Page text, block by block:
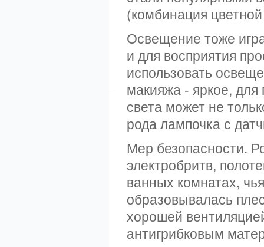
(комбинация
Освещение тоже
и для восприятия
использовать
макияжа - яркое,
света может не
рода лампочка с
Мер безопасности.
электробритв,
ванных комнатах,
образовывалась
хорошей
антигрибковым